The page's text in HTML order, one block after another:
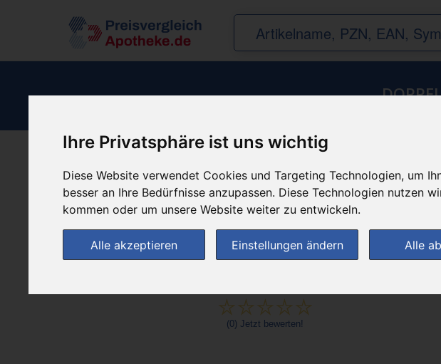
Ihre Privatsphäre ist uns wichtig
Diese Website verwendet Cookies und Targeting Technologien, um
besser an Ihre Bedürfnisse anzupassen. Diese Technologien nutzen
kommen oder um unsere Website weiter zu entwickeln.
Alle akzeptieren Einstellungen ändern Alle
Produkt empfehlen
(0) Jetzt bewerten!